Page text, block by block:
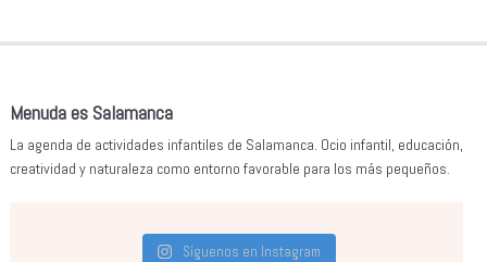
Menuda es Salamanca
La agenda de actividades infantiles de Salamanca. Ocio infantil, educación,
creatividad y naturaleza como entorno favorable para los más pequeños.
Síguenos en Instagram